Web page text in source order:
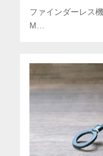
ファインダーレス
M…